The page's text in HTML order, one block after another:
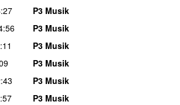
P3 Musik
P3 Musik
P3 Musik
P3 Musik
P3 Musik
P3 Musik